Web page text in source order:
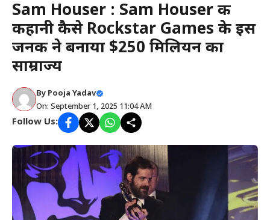
Sam Houser : Sam Houser की
कहानी कैसे Rockstar Games के इस
जनक ने बनाया $250 मिलियन का
साम्राज्य
By Pooja Yadav
On: September 1, 2025 11:04 AM
Follow Us: